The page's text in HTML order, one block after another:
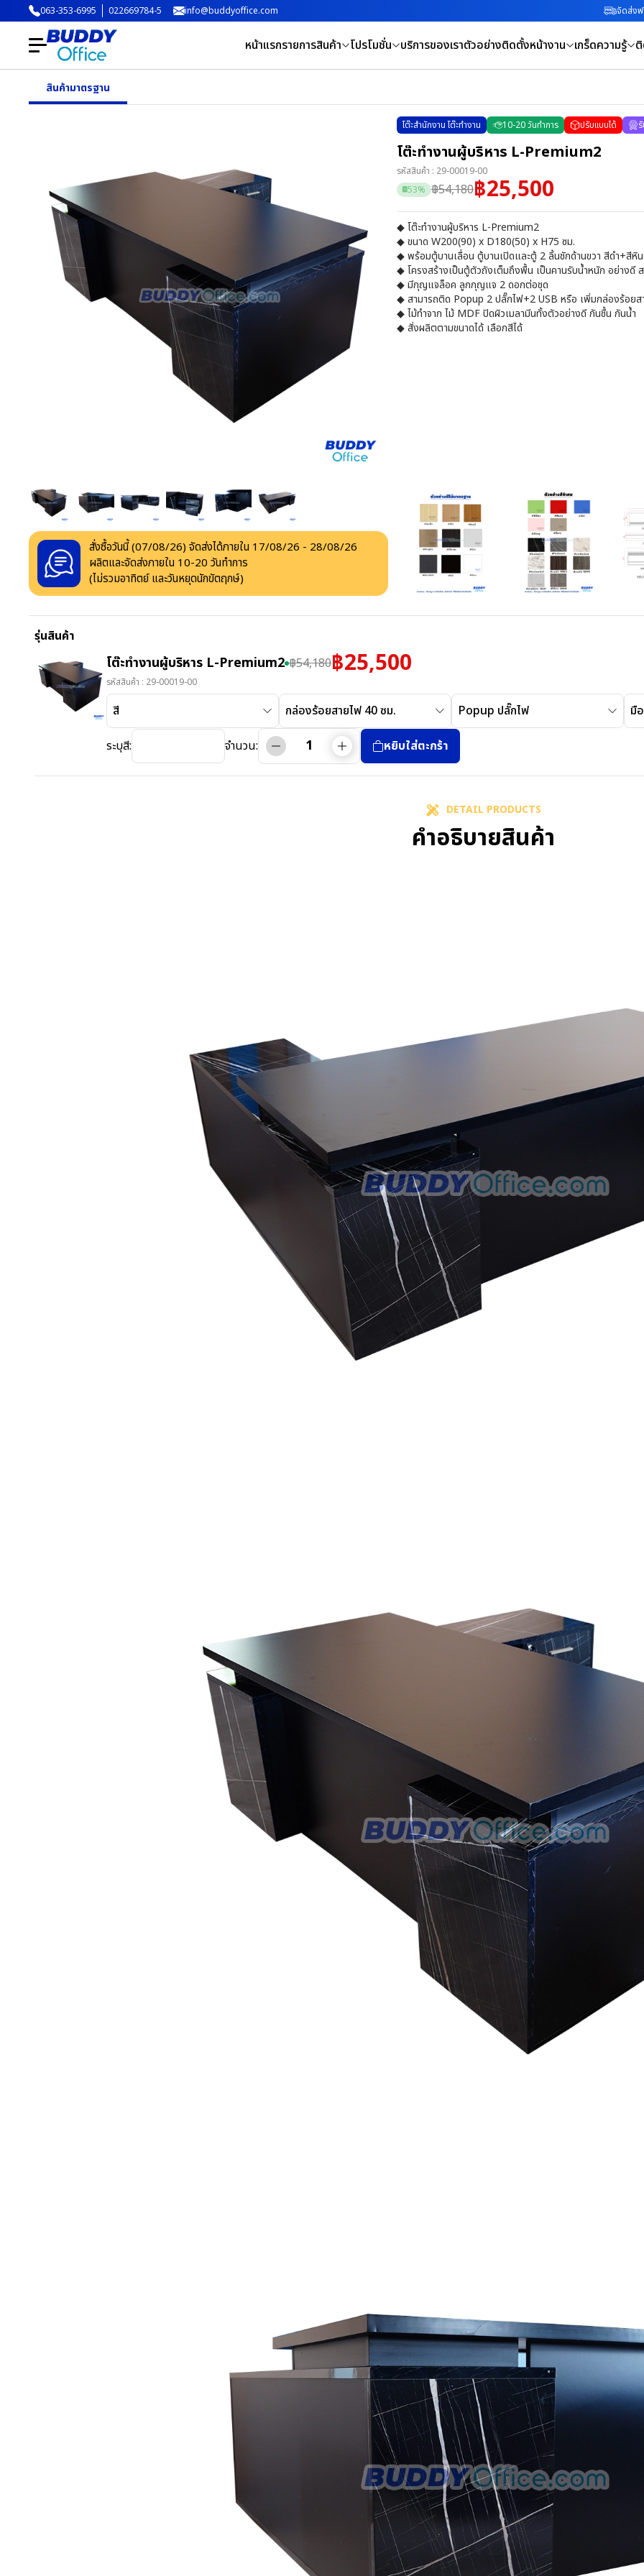
063-353-6995 022669784-5 info@buddyoffice.com จัดส่งฟ
หน้าแรกรายการสินค้า โปรโมชั่น บริการของเราตัวอย่างติดตั้งหน้างาน เกร็ดความรู้
สินค้ามาตรฐาน
สั่งซื้อวันนี้ (07/08/26) จัดส่งได้ภายใน 17/08/26 - 28/08/26
ผลิตและจัดส่งภายใน 10-20 วันทำการ
(ไม่รวมอาทิตย์ และวันหยุดนักขัตฤกษ์)
โต๊ะสำนักงาน โต๊ะทำงาน 10-20วันทำการ ปรับแบบได้
โต๊ะทำงานผู้บริหาร L-Premium2
รหัสสินค้า : 29-00019-00
53% ฿54,180฿25,500
◆ โต๊ะทำงานผู้บริหาร L-Premium2
◆ ขนาด W200(90) x D180(50) x H75 ซม.
◆ พร้อมตู้บานเลื่อน ตู้บานเปิดและตู้ 2 ลิ้นชักด้านขวา สีดำ+สีหิ
◆ โครงสร้างเป็นตู้ตัวถังเต็มถึงพื้น เป็นคานรับน้ำหนัก อย่างดี
◆ มีกุญแจล็อค ลูกกุญแจ 2 ดอกต่อชุด
◆ สามารถติด Popup 2 ปลั๊กไฟ+2 USB หรือ เพิ่มกล่องร้อยส
◆ ไม้ทำจาก ไม้ MDF ปิดผิวเมลามีนทั้งตัวอย่างดี กันชื้น กันน้ำ
◆ สั่งผลิตตามขนาดได้ เลือกสีได้
รุ่นสินค้า
โต๊ะทำงานผู้บริหาร L-Premium2 ฿54,180฿25,500
รหัสสินค้า : 29-00019-00
สี กล่องร้อยสายไฟ 40 ซม. Popup ปลั๊กไฟ มื
ระบุสี: จำนวน: หยิบใส่ตะกร้า
DETAIL PRODUCTS
คำอธิบายสินค้า